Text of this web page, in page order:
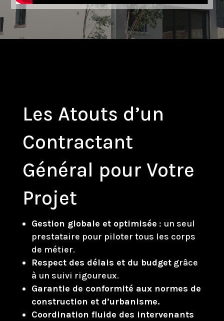
Les Atouts d’un
Contractant
Général pour Votre
Projet
Gestion globale et optimisée : un seul
prestataire pour piloter tous les corps
de métier.
Respect des délais et du budgetgrâce
à un suivi rigoureux.
Garantie de conformité aux normes de
construction et d’urbanisme.
Coordination fluide des intervenants